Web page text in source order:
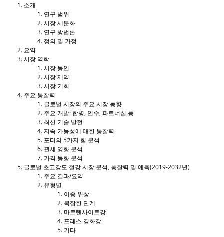
소개
연구 범위
시장 세분화
연구 방법론
정의 및 가정
요약
시장 역학
시장 동인
시장 제약
시장 기회
주요 통찰력
글로벌 시장의 주요 시장 동향
주요 개발: 합병, 인수, 파트너십 등
최신 기술 발전
지속 가능성에 대한 통찰력
포터의 5가지 힘 분석
관세 영향 분석
가격 동향 분석
글로벌 초고강도 철강 시장 분석, 통찰력 및 예측(2019-2032년)
주요 결과/요약
유형별
이중 위상
복잡한 단계
마르텐사이트강
프레스 경화강
기타